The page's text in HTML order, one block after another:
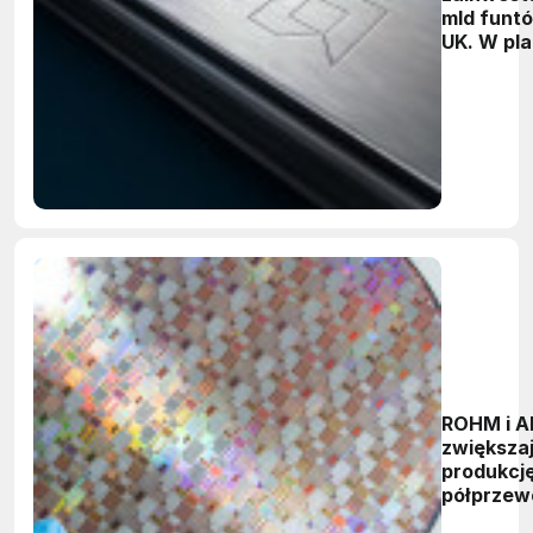
mld
UK. W
ROHM i